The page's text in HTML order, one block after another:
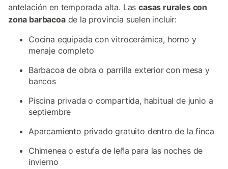
antelación en temporada alta. Lascasas rurales con
zona barbacoade la provincia suelen incluir:
Cocina equipada con vitrocerámica, horno y
menaje completo
Barbacoa de obra o parrilla exterior con mesa y
bancos
Piscina privada o compartida, habitual de junio a
septiembre
Aparcamiento privado gratuito dentro de la finca
Chimenea o estufa de leña para las noches de
invierno